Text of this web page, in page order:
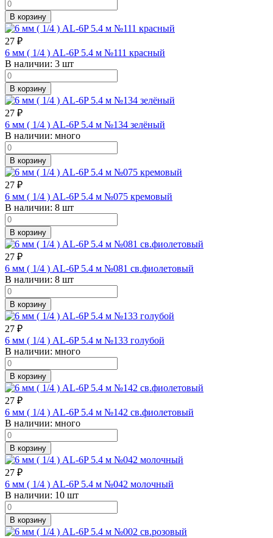
В корзину
27 ₽
6 мм ( 1/4 ) AL-6P 5.4 м №111 красный
В наличии: 3 шт
В корзину
27 ₽
6 мм ( 1/4 ) AL-6P 5.4 м №134 зелёный
В наличии: много
В корзину
27 ₽
6 мм ( 1/4 ) AL-6P 5.4 м №075 кремовый
В наличии: 8 шт
В корзину
27 ₽
6 мм ( 1/4 ) AL-6P 5.4 м №081 св.фиолетовый
В наличии: 8 шт
В корзину
27 ₽
6 мм ( 1/4 ) AL-6P 5.4 м №133 голубой
В наличии: много
В корзину
27 ₽
6 мм ( 1/4 ) AL-6P 5.4 м №142 св.фиолетовый
В наличии: много
В корзину
27 ₽
6 мм ( 1/4 ) AL-6P 5.4 м №042 молочный
В наличии: 10 шт
В корзину